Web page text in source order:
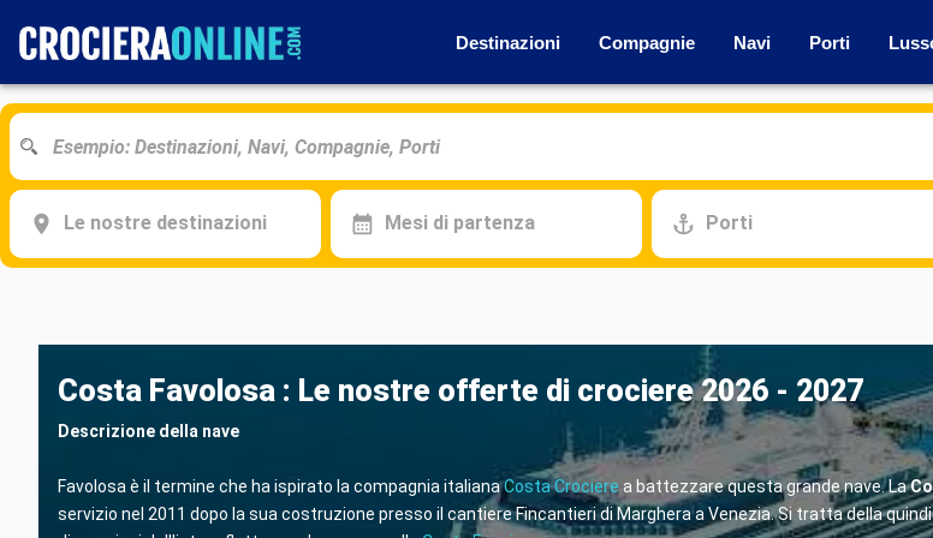
Destinazioni Compagnie Navi Porti
Le nostre destinazioni Mesi di partenza Porti
Costa Favolosa : Le nostre offerte di crociere 2026 - 2027
Descrizione della nave
Favolosa è il termine che ha ispirato la compagnia italianaCosta Crociere a battezzare questa grande nave. La
servizio nel 2011 dopo la sua costruzione presso il cantiere Fincantieri di Marghera a Venezia. Si tratta della